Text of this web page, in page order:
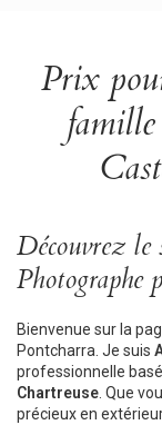
Prix
Découvrez
Photographe
Bienvenue sur la
Pontcharra. Je suis
professionnelle
Chartreuse . Que
précieux en